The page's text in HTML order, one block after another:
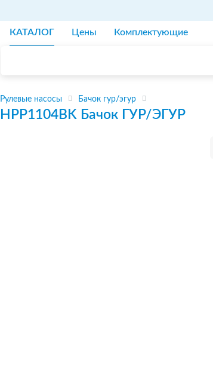
КАТАЛОГ Цены Комплектующие
Рулевые насосы Бачок гур/эгур
HPP1104BK Бачок ГУР/ЭГУР